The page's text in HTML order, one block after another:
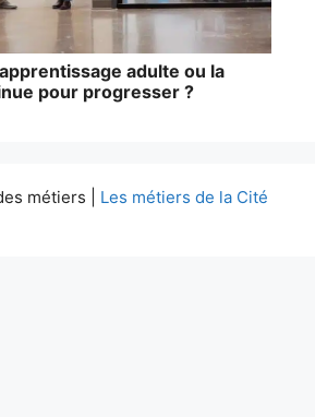
adulte ou la
pour progresser ?
métiers | Les métiers de la Cité